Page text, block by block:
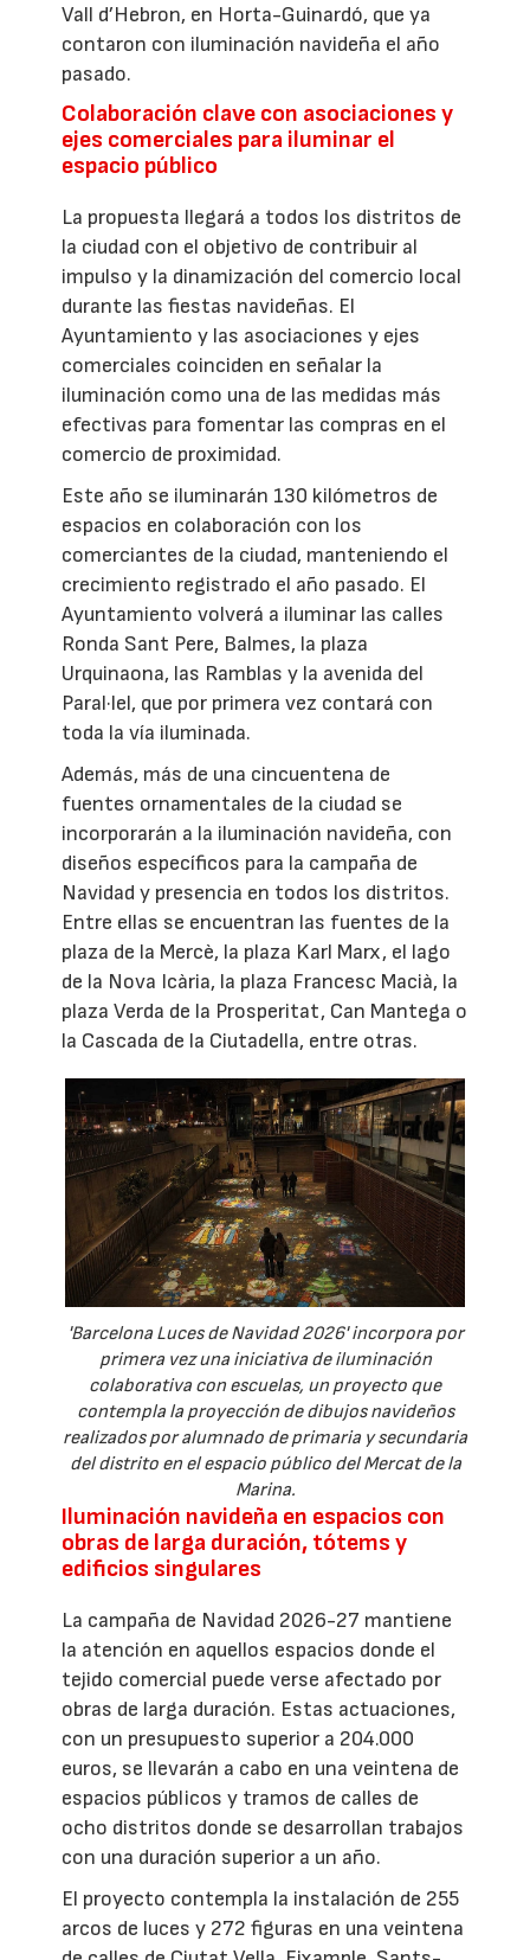
Vall d’Hebron, en Horta-Guinardó, que ya
contaron con iluminación navideña el año
pasado.
Colaboración clave con asociaciones y
ejes comerciales para iluminar el
espacio público
La propuesta llegará a todos los distritos de
la ciudad con el objetivo de contribuir al
impulso y la dinamización del comercio local
durante las fiestas navideñas. El
Ayuntamiento y las asociaciones y ejes
comerciales coinciden en señalar la
iluminación como una de las medidas más
efectivas para fomentar las compras en el
comercio de proximidad.
Este año se iluminarán 130 kilómetros de
espacios en colaboración con los
comerciantes de la ciudad, manteniendo el
crecimiento registrado el año pasado. El
Ayuntamiento volverá a iluminar las calles
Ronda Sant Pere, Balmes, la plaza
Urquinaona, las Ramblas y la avenida del
Paral·lel, que por primera vez contará con
toda la vía iluminada.
Además, más de una cincuentena de
fuentes ornamentales de la ciudad se
incorporarán a la iluminación navideña, con
diseños específicos para la campaña de
Navidad y presencia en todos los distritos.
Entre ellas se encuentran las fuentes de la
plaza de la Mercè, la plaza Karl Marx, el lago
de la Nova Icària, la plaza Francesc Macià, la
plaza Verda de la Prosperitat, Can Mantega o
la Cascada de la Ciutadella, entre otras.
'Barcelona Luces de Navidad 2026' incorpora por
primera vez una iniciativa de iluminación
colaborativa con escuelas, un proyecto que
contempla la proyección de dibujos navideños
realizados por alumnado de primaria y secundaria
del distrito en el espacio público del Mercat de la
Marina.
Iluminación navideña en espacios con
obras de larga duración, tótems y
edificios singulares
La campaña de Navidad 2026-27 mantiene
la atención en aquellos espacios donde el
tejido comercial puede verse afectado por
obras de larga duración. Estas actuaciones,
con un presupuesto superior a 204.000
euros, se llevarán a cabo en una veintena de
espacios públicos y tramos de calles de
ocho distritos donde se desarrollan trabajos
con una duración superior a un año.
El proyecto contempla la instalación de 255
arcos de luces y 272 figuras en una veintena